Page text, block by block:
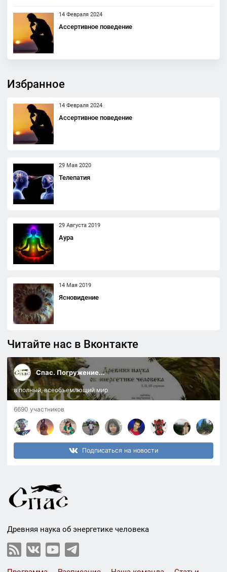
14 Февраля 2024
Ассертивное поведение
Избранное
14 Февраля 2024
Ассертивное поведение
29 Мая 2020
Телепатия
29 Августа 2019
Аура
14 Мая 2019
Ясновидение
Читайте нас в Вконтакте
Спас. Погружение...
в полный, всеобъемлющий мир
6690 участников
Подписаться на новости
Древняя наука об энергетике человека